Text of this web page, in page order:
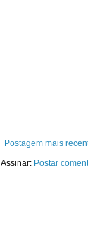
Postagem mais
Assinar: Postar